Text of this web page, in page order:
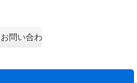
問い合わせ・見積もり依頼